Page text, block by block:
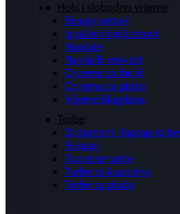
Hobi i slobodno vrijeme
Beauty setovi
Igračke i dječji setovi
Naočale
Navijački rekviziti
Oprema za bicikl
Oprema za plažu
Vrijeme blagdana
Torbe
Dokument i laptop torbe
Ruksaci
Sportske torbe
Torbe za kupovinu
Torbe za plažu